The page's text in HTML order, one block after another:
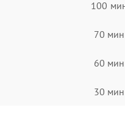
100
70 мин
60 мин
30 мин